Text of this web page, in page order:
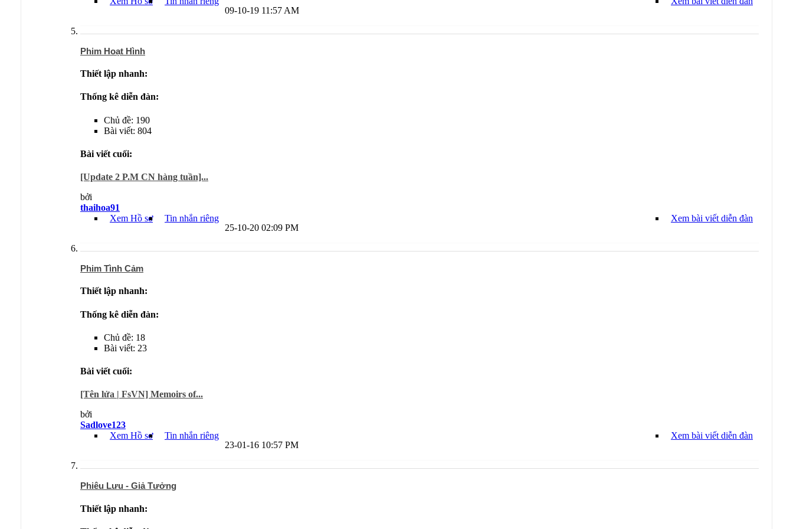
09-10-19 11:57 AM
Phim Hoạt Hình
Thiết lập nhanh:
Thống kê diễn đàn:
Chủ đề: 190
Bài viết: 804
Bài viết cuối:
[Update 2 P.M CN hàng tuần]...
bởi
thaihoa91
Xem Hồ sơ
Xem bài viết diễn đàn
Tin nhắn riêng
25-10-20 02:09 PM
Phim Tình Cảm
Thiết lập nhanh:
Thống kê diễn đàn:
Chủ đề: 18
Bài viết: 23
Bài viết cuối:
[Tên lửa | FsVN] Memoirs of...
bởi
Sadlove123
Xem Hồ sơ
Xem bài viết diễn đàn
Tin nhắn riêng
23-01-16 10:57 PM
Phiêu Lưu - Giả Tưởng
Thiết lập nhanh: